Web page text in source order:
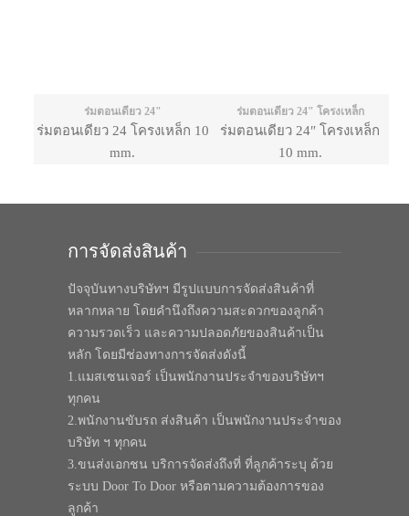
ร่มตอนเดียว 24"
ร่มตอนเดียว 24 โครงเหล็ก 10
mm.
ร่มตอนเดียว 24" โครงเหล็ก
ร่มตอนเดียว 24″ โครงเหล็ก
10 mm.
การจัดส่งสินค้า
ปัจจุบันทางบริษัทฯ มีรูปแบบการจัดส่งสินค้าที่
หลากหลาย โดยคำนึงถึงความสะดวกของลูกค้า
ความรวดเร็ว และความปลอดภัยของสินค้าเป็น
หลัก โดยมีช่องทางการจัดส่งดังนี้
1.แมสเซนเจอร์ เป็นพนักงานประจำของบริษัทฯ
ทุกคน
2.พนักงานขับรถ ส่งสินค้า เป็นพนักงานประจำของ
บริษัท ฯ ทุกคน
3.ขนส่งเอกชน บริการจัดส่งถึงที่ ที่ลูกค้าระบุ ด้วย
ระบบ Door To Door หรือตามความต้องการของ
ลูกค้า